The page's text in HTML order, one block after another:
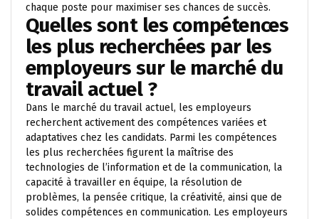
chaque poste pour maximiser ses chances de succès.
Quelles sont les compétences
les plus recherchées par les
employeurs sur le marché du
travail actuel ?
Dans le marché du travail actuel, les employeurs
recherchent activement des compétences variées et
adaptatives chez les candidats. Parmi les compétences
les plus recherchées figurent la maîtrise des
technologies de l’information et de la communication, la
capacité à travailler en équipe, la résolution de
problèmes, la pensée critique, la créativité, ainsi que de
solides compétences en communication. Les employeurs